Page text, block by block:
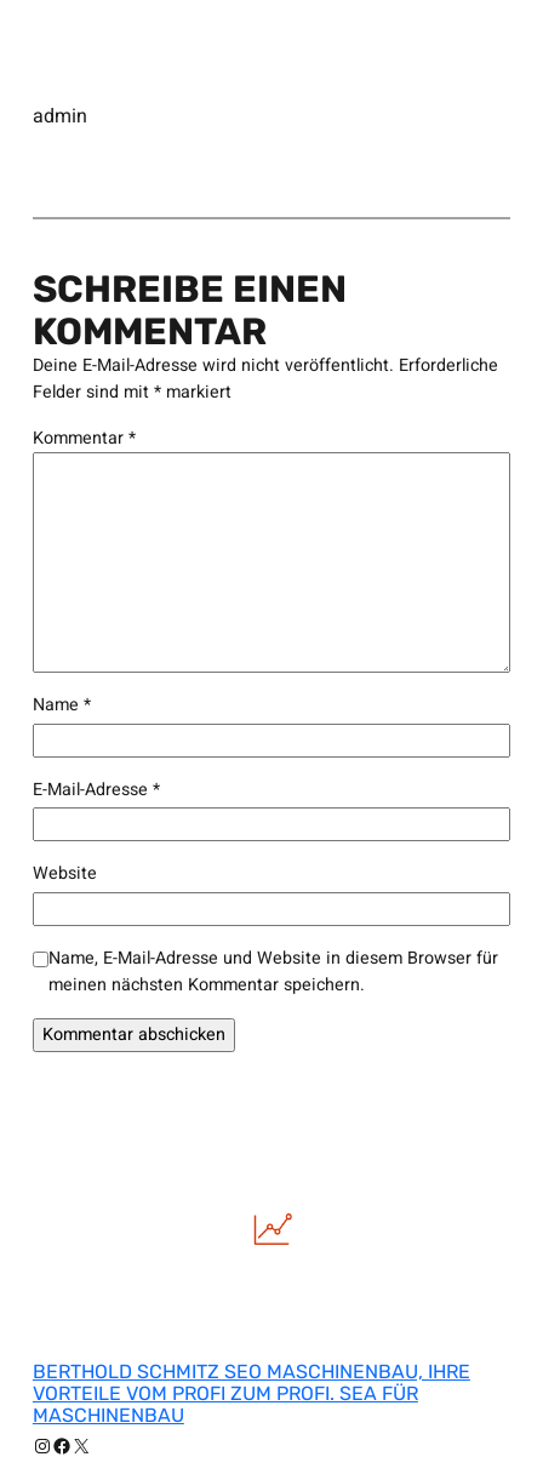
admin
SCHREIBE EINEN
KOMMENTAR
Deine E-Mail-Adresse wird nicht veröffentlicht. Erforderliche
Felder sind mit*markiert
Kommentar*
Name *
E-Mail-Adresse *
Website
Name, E-Mail-Adresse und Website in diesem Browser für
meinen nächsten Kommentar speichern.
BERTHOLD SCHMITZ SEO MASCHINENBAU, IHRE
VORTEILE VOM PROFI ZUM PROFI. SEA FÜR
MASCHINENBAU
Instagram
Facebook
X